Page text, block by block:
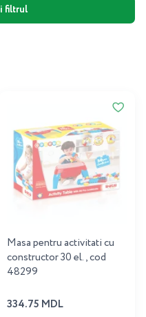
filtrul
Masa pentru activitati cu
constructor 30 el., cod
48299
334.75 MDL